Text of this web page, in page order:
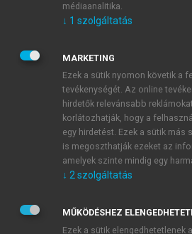
JELSZÓ
JELSZÓ ÚJRA
Kérek értesítést a MeRSZ
Kérek értesítést az Akadémiai Kiadó
Adatkezelési tájékoztatóban
veszem és elfogadom.
médiaanalitika.
↓ 1 szolgáltatás
MARKETING
Ezek a sütik nyomon követik a
tevékenységét. Az online
hirdetők relevánsabb
korlátozhatják, hogy a
egy hirdetést. Ezek a sütik más
is megoszthatják ezeket az
amelyek szinte mindig egy
↓ 2 szolgáltatás
MŰKÖDÉSHEZ
Ezek a sütik elengedhetetlenek